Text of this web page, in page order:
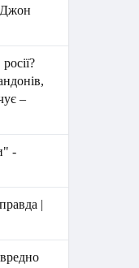
Джон
–
-
|